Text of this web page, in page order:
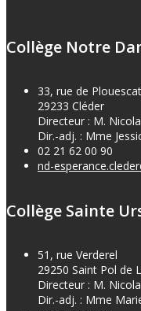
Collège Notre
33, rue de Plouescat
29233 Cléder
Directeur : M.
Dir.-adj. : Mme
02 21 62 00 90
nd-
Collège Sainte
51, rue Verderel
29250 Saint Pol de
Directeur : M.
Dir.-adj. : Mme